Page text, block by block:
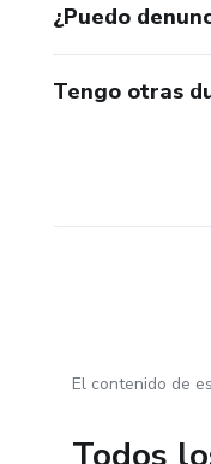
¿Puedo
Tengo otras
El contenido de